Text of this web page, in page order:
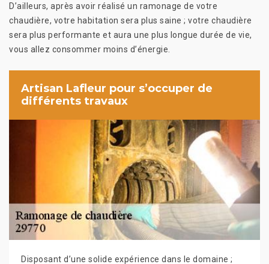
D’ailleurs, après avoir réalisé un ramonage de votre
chaudière, votre habitation sera plus saine ; votre chaudière
sera plus performante et aura une plus longue durée de vie,
vous allez consommer moins d’énergie.
Artisan Lafleur pour s’occuper de
différents travaux
Disposant d’une solide expérience dans le domaine ;